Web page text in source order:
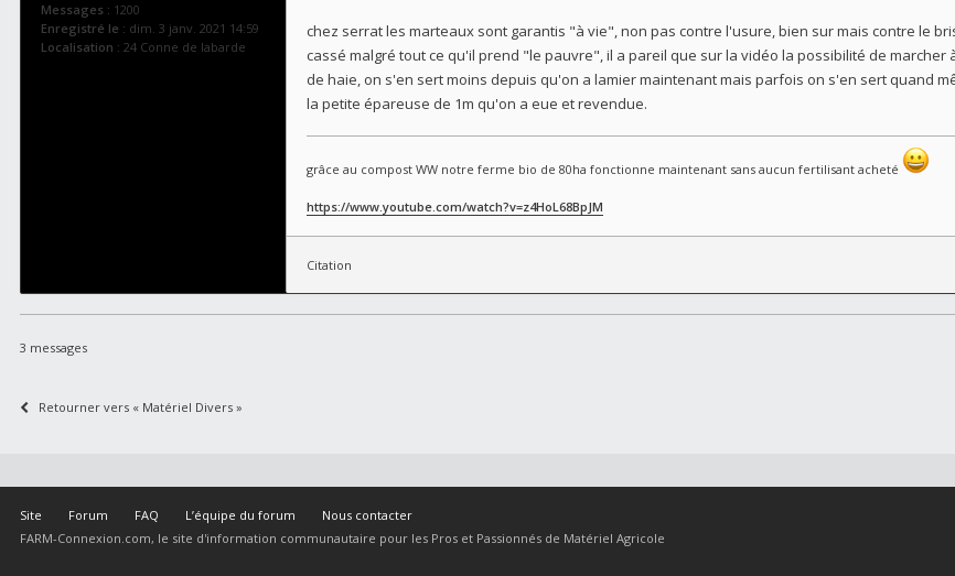
Messages : 1200
Enregistré le : dim. 3 janv. 2021 14:59
Localisation : 24 Conne de labarde
chez serrat les marteaux sont garantis "à vie", non pas contre l'usure, bien sur mais contre le
cassé malgré tout ce qu'il prend "le pauvre", il a pareil que sur la vidéo la possibilité de
de haie, on s'en sert moins depuis qu'on a lamier maintenant mais parfois on s'en sert quand
la petite épareuse de 1m qu'on a eue et revendue.
grâce au compost WW notre ferme bio de 80ha fonctionne maintenant sans aucun fertilisant acheté
https://www.youtube.com/watch?v=z4HoL68BpJM
Citation
3 messages
Retourner vers « Matériel Divers »
Site Forum FAQ L’équipe du forum Nous contacter
FARM-Connexion.com, le site d'information communautaire pour les Pros et Passionnés de Matériel Agricole